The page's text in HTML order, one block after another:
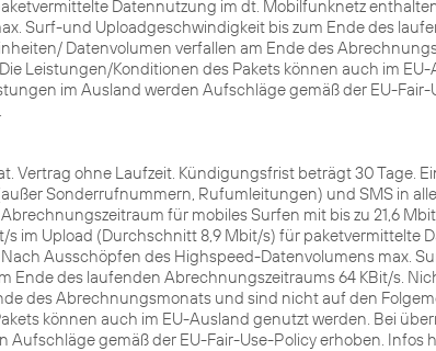
Datennutzung im dt. Mobilfunknetz
Surf-und Uploadgeschwindigkeit bis zum Ende des
Datenvolumen verfallen am Ende des
Leistungen/Konditionen des Pakets können auch im
im Ausland werden Aufschläge gemäß der EU-
.
Vertrag ohne Laufzeit. Kündigungsfrist beträgt 30 Tage.
Sonderrufnummern, Rufumleitungen) und SMS in
für mobiles Surfen mit bis zu 21,6
s im Upload (Durchschnitt 8,9 Mbit/s) für paketvermittelte
Ausschöpfen des Highspeed-Datenvolumens max.
Ende des laufenden Abrechnungszeitraums 64 KBit/s.
des Abrechnungsmonats und sind nicht auf den
können auch im EU-Ausland genutzt werden. Bei
Aufschläge gemäß der EU-Fair-Use-Policy erhoben. Infos